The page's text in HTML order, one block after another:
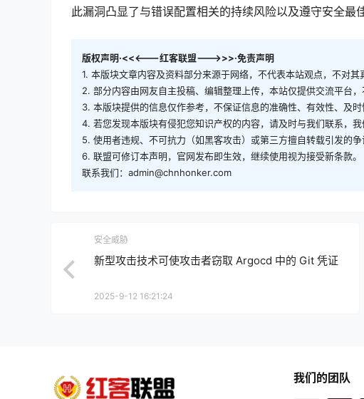
此漏洞凸显了与错误配置相关的持续风险以及遵守安全最
版权声明·<<<---红客联盟--->>>·免责声明
1. 本版块文章内容及资料部分来源于网络，不代表本站观点，不对其
2. 部分内容由网友自主投稿、编辑整理上传，本站仅提供交流平台，
3. 本版块提供的信息仅作参考，不保证信息的准确性、有效性、及时
4. 若您发现本版块有侵犯您知识产权的内容，请及时与我们联系，我
5. 使用者违规、不可抗力（如黑客攻击）或第三方擅自转载引发的争
6. 联盟可修订本声明，官网发布即生效，继续使用视为接受新条款。
联系我们：admin@chnhonker.com
安全威胁
新型攻击技术可使攻击者窃取 Argocd 中的 Git 凭证
2025-9-12 16:21:24
我们的团队